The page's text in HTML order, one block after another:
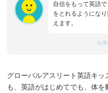
自信をもって英語
をとれるようにな
えます。
引用
グローバルアスリート英語キ
も、英語がはじめてでも、体